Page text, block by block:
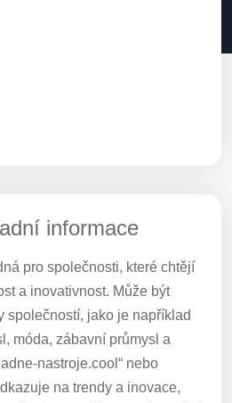
informace
pro společnosti, které chtějí
a inovativnost. Může být
společností, jako je například
móda, zábavní průmysl a
nastroje.cool“ nebo
na trendy a inovace,